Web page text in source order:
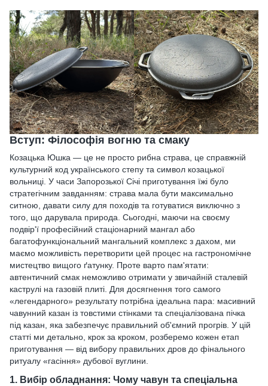
Вступ: Філософія вогню та смаку
Козацька Юшка — це не просто рибна страва, це справжній
культурний код українського степу та символ козацької
вольниці. У часи Запорозької Січі приготування їжі було
стратегічним завданням: страва мала бути максимально
ситною, давати силу для походів та готуватися виключно з
того, що дарувала природа. Сьогодні, маючи на своєму
подвір'ї професійний стаціонарний мангал або
багатофункціональний мангальний комплекс з дахом, ми
маємо можливість перетворити цей процес на гастрономічне
мистецтво вищого ґатунку. Проте варто пам'ятати:
автентичний смак неможливо отримати у звичайній сталевій
каструлі на газовій плиті. Для досягнення того самого
«легендарного» результату потрібна ідеальна пара: масивний
чавунний казан із товстими стінками та спеціалізована пічка
під казан, яка забезпечує правильний об'ємний прогрів. У цій
статті ми детально, крок за кроком, розберемо кожен етап
приготування — від вибору правильних дров до фінального
ритуалу «гасіння» дубової вуглини.
1. Вибір обладнання: Чому чавун та спеціальна